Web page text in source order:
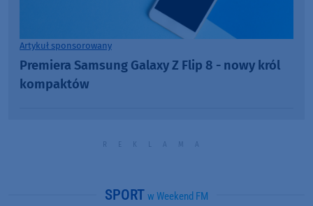
Artykuł sponsorowany
Premiera Samsung Galaxy Z Flip 8 - nowy król
kompaktów
SPORT w Weekend FM